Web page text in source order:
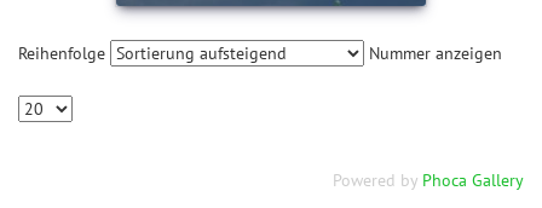
Reihenfolge Nummer anzeigen
Powered by Phoca Gallery